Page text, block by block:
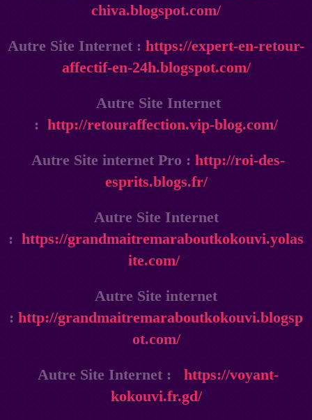
chiva.blogspot.com/
Autre Site Internet : https://expert-en-retour-
affectif-en-24h.blogspot.com/
Autre Site Internet
: http://retouraffection.vip-blog.com/
Autre Site internet Pro : http://roi-des-
esprits.blogs.fr/
Autre Site Internet
: https://grandmaitremaraboutkokouvi.yolas
ite.com/
Autre Site internet
: http://grandmaitremaraboutkokouvi.blogsp
ot.com/
Autre Site Internet : https://voyant-
kokouvi.fr.gd/